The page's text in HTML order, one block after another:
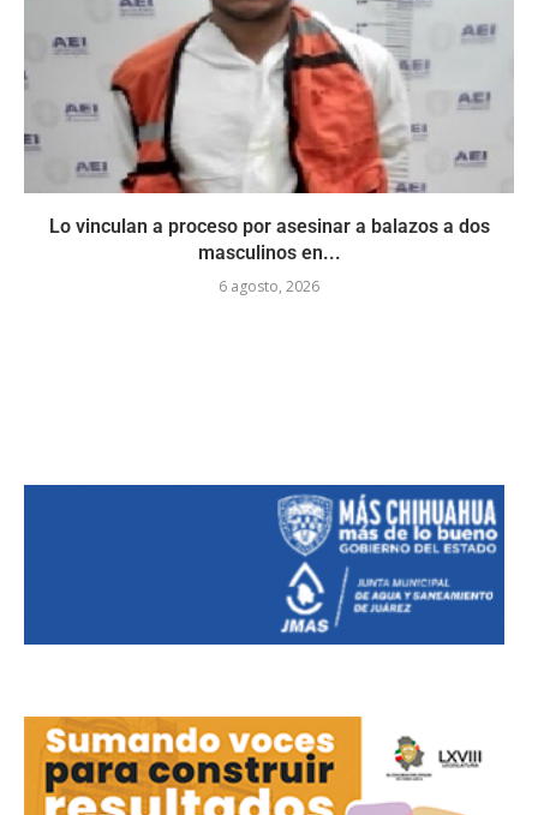
Lo vinculan a proceso por asesinar a balazos a dos
masculinos en...
6 agosto, 2026